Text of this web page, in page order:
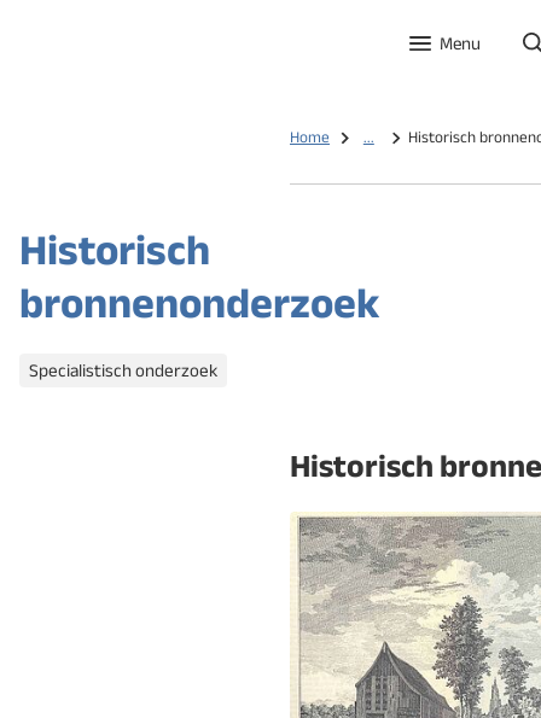
Menu
Home ... Historisch
Historisch
bronnenonderzoek
Specialistisch onderzoek
Historisch